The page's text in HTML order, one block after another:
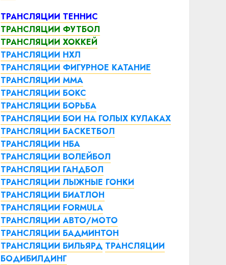
ТРАНСЛЯЦИИ ТЕННИС
ТРАНСЛЯЦИИ ФУТБОЛ
ТРАНСЛЯЦИИ ХОККЕЙ
ТРАНСЛЯЦИИ НХЛ
ТРАНСЛЯЦИИ ФИГУРНОЕ КАТАНИЕ
ТРАНСЛЯЦИИ ММА
ТРАНСЛЯЦИИ БОКС
ТРАНСЛЯЦИИ БОРЬБА
ТРАНСЛЯЦИИ БОИ НА ГОЛЫХ КУЛАКАХ
ТРАНСЛЯЦИИ БАСКЕТБОЛ
ТРАНСЛЯЦИИ НБА
ТРАНСЛЯЦИИ ВОЛЕЙБОЛ
ТРАНСЛЯЦИИ ГАНДБОЛ
ТРАНСЛЯЦИИ ЛЫЖНЫЕ ГОНКИ
ТРАНСЛЯЦИИ БИАТЛОН
ТРАНСЛЯЦИИ FORMULA
ТРАНСЛЯЦИИ АВТО/МОТО
ТРАНСЛЯЦИИ БАДМИНТОН
ТРАНСЛЯЦИИ БИЛЬЯРД ТРАНСЛЯЦИИ
БОДИБИЛДИНГ